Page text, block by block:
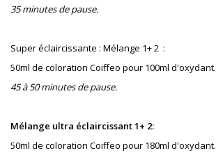
35 minutes de pause.
Super éclaircissante : Mélange 1+ 2 :
50ml de coloration Coiffeo pour 100ml d'oxydant.
45 à 50 minutes de pause.
Mélange ultra éclaircissant 1+ 2:
50ml de coloration Coiffeo pour 180ml d'oxydant.